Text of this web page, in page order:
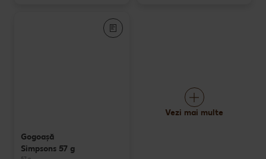
Gogoașă
Simpsons 57 g
Vezi mai multe